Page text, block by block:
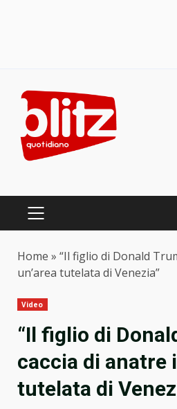
content
PRIMARY
Home » “Il figlio di Donald
un’area tutelata di Venezia”
Video
“Il figlio di
caccia di anatre
tutelata di